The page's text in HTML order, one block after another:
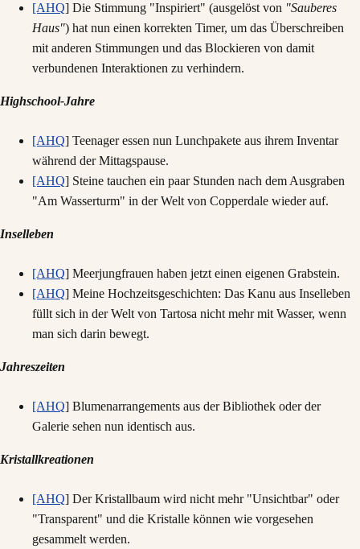
[AHQ] Die Stimmung "Inspiriert" (ausgelöst von "Sauberes
Haus") hat nun einen korrekten Timer, um das Überschreiben
mit anderen Stimmungen und das Blockieren von damit
verbundenen Interaktionen zu verhindern.
Highschool-Jahre
[AHQ] Teenager essen nun Lunchpakete aus ihrem Inventar
während der Mittagspause.
[AHQ] Steine tauchen ein paar Stunden nach dem Ausgraben
"Am Wasserturm" in der Welt von Copperdale wieder auf.
Inselleben
[AHQ] Meerjungfrauen haben jetzt einen eigenen Grabstein.
[AHQ] Meine Hochzeitsgeschichten: Das Kanu aus Inselleben
füllt sich in der Welt von Tartosa nicht mehr mit Wasser, wenn
man sich darin bewegt.
Jahreszeiten
[AHQ] Blumenarrangements aus der Bibliothek oder der
Galerie sehen nun identisch aus.
Kristallkreationen
[AHQ] Der Kristallbaum wird nicht mehr "Unsichtbar" oder
"Transparent" und die Kristalle können wie vorgesehen
gesammelt werden.